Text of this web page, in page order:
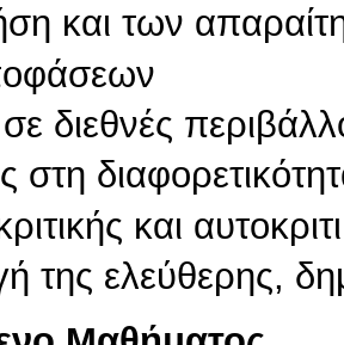
και των
διεθνές
και
της ελεύθερης,